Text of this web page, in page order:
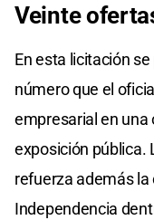
Veinte
En esta licitación
número que el
empresarial en una
exposición pública.
refuerza además la
Independencia